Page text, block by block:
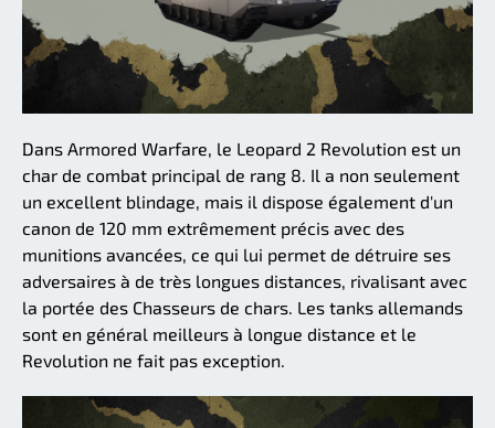
Dans Armored Warfare, le Leopard 2 Revolution est un
char de combat principal de rang 8. Il a non seulement
un excellent blindage, mais il dispose également d'un
canon de 120 mm extrêmement précis avec des
munitions avancées, ce qui lui permet de détruire ses
adversaires à de très longues distances, rivalisant avec
la portée des Chasseurs de chars. Les tanks allemands
sont en général meilleurs à longue distance et le
Revolution ne fait pas exception.